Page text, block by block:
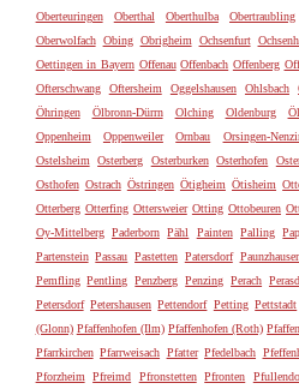
Oberteuringen
Oberthal Oberthulba Obertraubling
Oberwolfach Obing Obrigheim Ochsenfurt
Oettingen in Bayern Offenau Offenbach Offenberg
Ofterschwang
Oftersheim Oggelshausen Ohlsbach
Öhringen
Ölbronn-Dürrn Olching Oldenburg
Oppenheim
Oppenweiler Ornbau Orsingen-
Ostelsheim
Osterberg Osterburken Osterhofen
Osthofen Ostrach Östringen Ötigheim Ötisheim
Otterberg Otterfing Ottersweier Otting Ottobeuren
Oy-Mittelberg Paderborn Pähl Painten Palling
Partenstein Passau Pastetten Patersdorf
Pemfling Pentling Penzberg Penzing Perach
Petersdorf Petershausen Pettendorf Petting Pettstadt
(Glonn) Pfaffenhofen (Ilm) Pfaffenhofen (Roth)
Pfarrkirchen Pfarrweisach Pfatter Pfedelbach
Pforzheim
Pfreimd Pfronstetten Pfronten